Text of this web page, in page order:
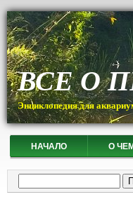
ВСЕ О
Энциклопедия для
НАЧАЛО О